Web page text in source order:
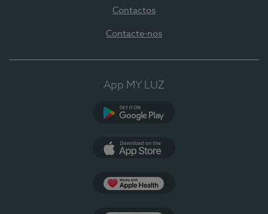
Contactos
Contacte-nos
App MY LUZ